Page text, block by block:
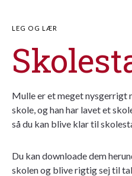
LEG OG LÆR
Mulle er et meget nysgerrigt
skole, og han har lavet et
så du kan blive klar til
Du kan downloade dem
skolen og blive rigtig sej til